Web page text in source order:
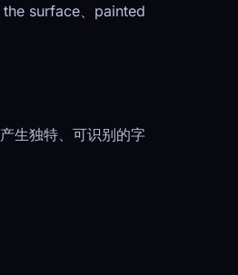
surface、painted
生独特、可识别的字